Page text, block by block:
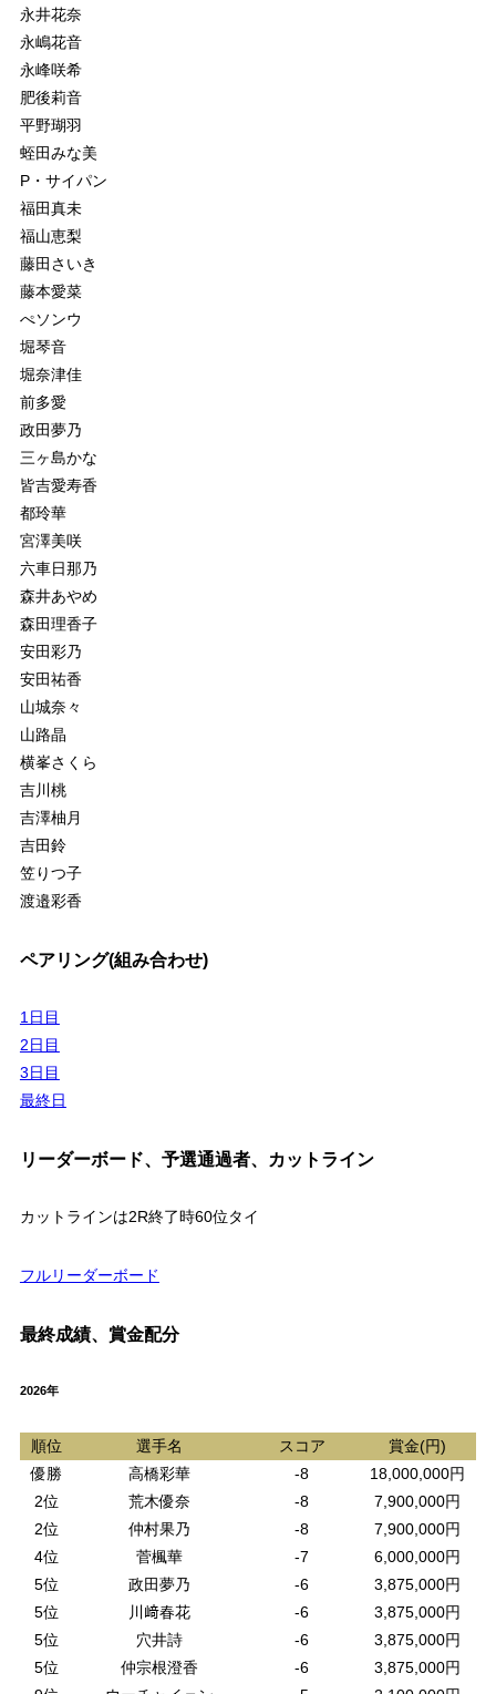
永井花奈
永嶋花音
永峰咲希
肥後莉音
平野瑚羽
蛭田みな美
P・サイパン
福田真未
福山恵梨
藤田さいき
藤本愛菜
ぺソンウ
堀琴音
堀奈津佳
前多愛
政田夢乃
三ヶ島かな
皆吉愛寿香
都玲華
宮澤美咲
六車日那乃
森井あやめ
森田理香子
安田彩乃
安田祐香
山城奈々
山路晶
横峯さくら
吉川桃
吉澤柚月
吉田鈴
笠りつ子
渡邉彩香
ペアリング(組み合わせ)
1日目
2日目
3日目
最終日
リーダーボード、予選通過者、カットライン
カットラインは2R終了時60位タイ
フルリーダーボード
最終成績、賞金配分
2026年
順位 選手名 スコア
賞金(円)
優勝
高橋彩華 -8
18,000,000円
2位
荒木優奈 -8
7,900,000円
2位
仲村果乃 -8
7,900,000円
4位
菅楓華 -7
6,000,000円
5位
政田夢乃 -6
3,875,000円
5位
川﨑春花 -6
3,875,000円
5位
穴井詩 -6
3,875,000円
5位
仲宗根澄香 -6
3,875,000円